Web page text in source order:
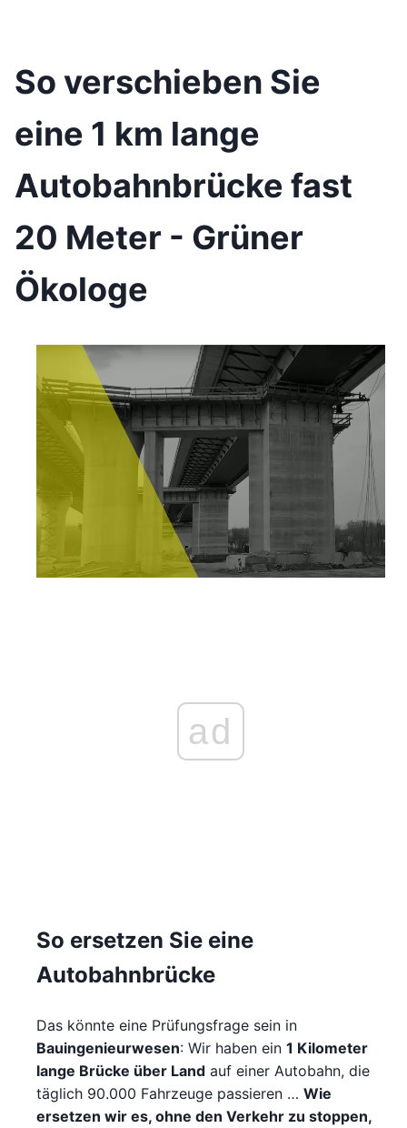
So verschieben Sie
eine 1 km lange
Autobahnbrücke fast
20 Meter - Grüner
Ökologe
ad
So ersetzen Sie eine
Autobahnbrücke
Das könnte eine Prüfungsfrage sein in
Bauingenieurwesen: Wir haben ein 1 Kilometer
lange Brücke über Land auf einer Autobahn, die
täglich 90.000 Fahrzeuge passieren … Wie
ersetzen wir es, ohne den Verkehr zu stoppen,